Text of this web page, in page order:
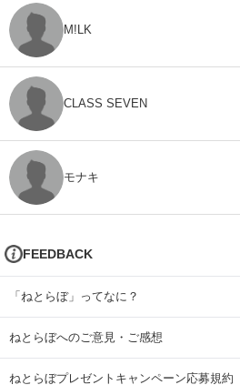
M!LK
CLASS SEVEN
モナキ
FEEDBACK
「ねとらぼ」ってなに？
ねとらぼへのご意見・ご感想
ねとらぼプレゼントキャンペーン応募規約